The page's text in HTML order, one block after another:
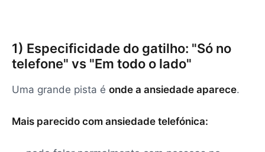
1) Especificidade do gatilho: "Só no
telefone" vs "Em todo o lado"
Uma grande pista é onde a ansiedade aparece.
Mais parecido com ansiedade telefónica: